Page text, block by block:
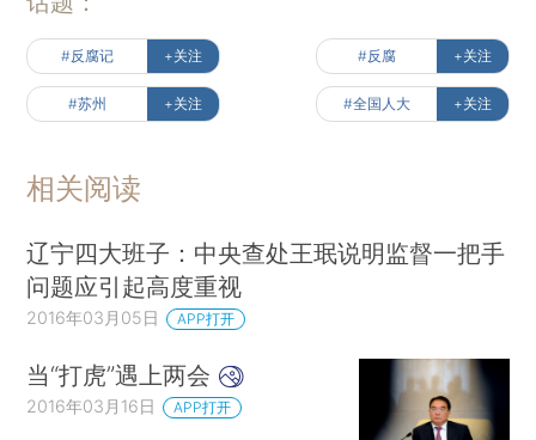
#反腐记 +关注 #反腐 +关注
#苏州 +关注 #全国人大 +关注
相关阅读
辽宁四大班子：中央查处王珉说明监督一把手
问题应引起高度重视
2016年03月05日 APP打开
当“打虎”遇上两会
2016年03月16日 APP打开